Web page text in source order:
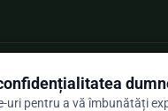
uri pentru a vă îmbunătăți